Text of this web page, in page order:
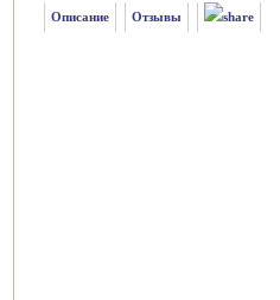
Описание Отзывы